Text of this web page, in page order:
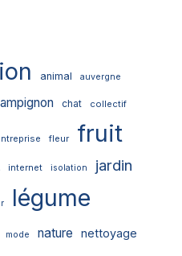
animal auvergne
chat collectif
fleur fruit
internet isolation jardin
légume
mode nature nettoyage